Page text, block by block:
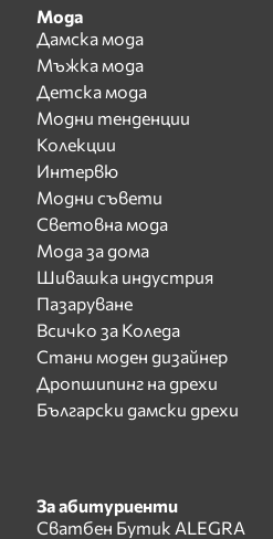
Мода
Дамска мода
Мъжка мода
Детска мода
Модни тенденции
Колекции
Интервю
Модни съвети
Световна мода
Мода за дома
Шивашка индустрия
Пазаруване
Всичко за Коледа
Стани моден дизайнер
Дропшипинг на дрехи
Български дамски дрехи
За абитуриенти
Сватбен Бутик ALEGRA